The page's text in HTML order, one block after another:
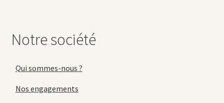
Notre société
Qui sommes-nous ?
Nos engagements